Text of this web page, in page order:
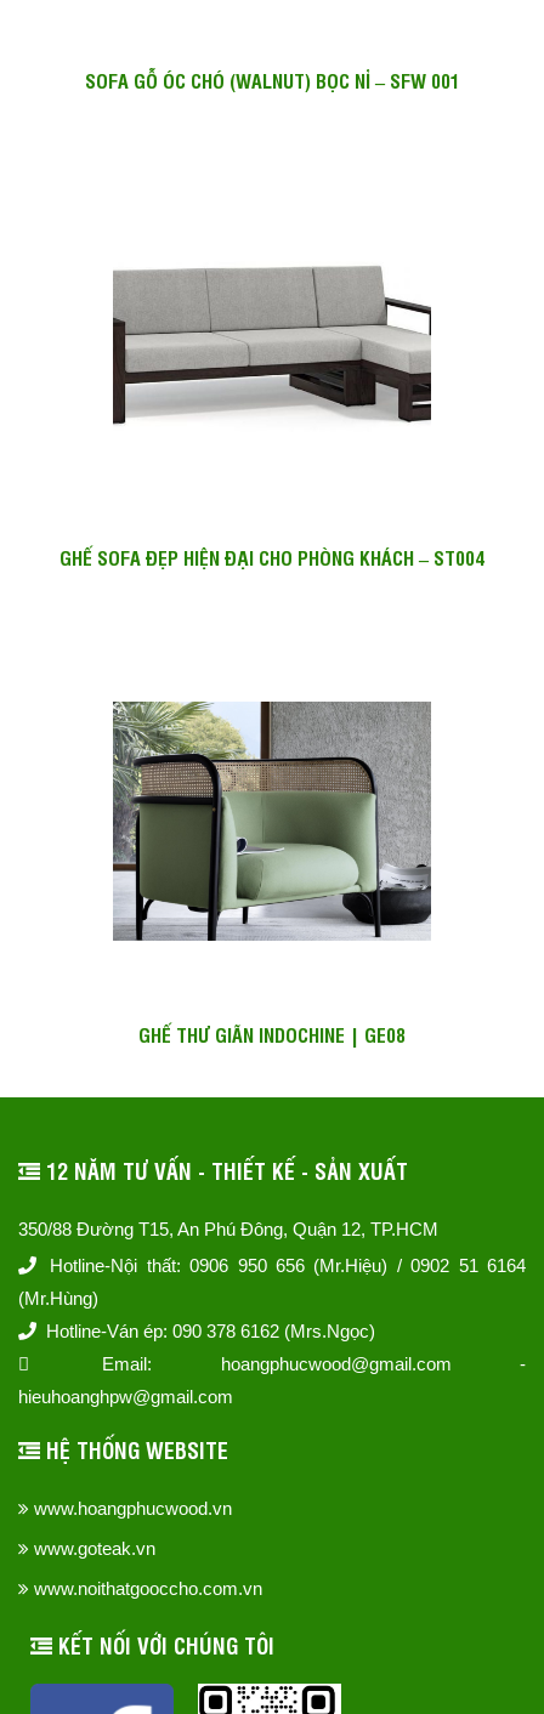
SOFA GỖ ÓC CHÓ (WALNUT) BỌC NỈ – SFW 001
GHẾ SOFA ĐẸP HIỆN ĐẠI CHO PHÒNG KHÁCH – ST004
GHẾ THƯ GIÃN INDOCHINE | GE08
12 NĂM TƯ VẤN - THIẾT KẾ - SẢN XUẤT
350/88 Đường T15, An Phú Đông, Quận 12, TP.HCM
Hotline-Nội thất: 0906 950 656 (Mr.Hiệu) / 0902 51 6164
(Mr.Hùng)
Hotline-Ván ép: 090 378 6162 (Mrs.Ngọc)
Email: hoangphucwood@gmail.com -
hieuhoanghpw@gmail.com
HỆ THỐNG WEBSITE
www.hoangphucwood.vn
www.goteak.vn
www.noithatgooccho.com.vn
KẾT NỐI VỚI CHÚNG TÔI